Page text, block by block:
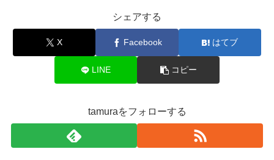
シェアする
X Facebook はてブ
LINE コピー
tamuraをフォローする